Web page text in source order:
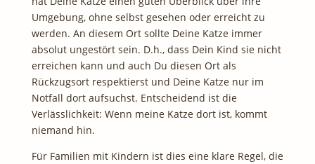
Umgebung, ohne selbst gesehen oder erreicht zu
werden. An diesem Ort sollte Deine Katze immer
absolut ungestört sein. D.h., dass Dein Kind sie nicht
erreichen kann und auch Du diesen Ort als
Rückzugsort respektierst und Deine Katze nur im
Notfall dort aufsuchst. Entscheidend ist die
Verlässlichkeit: Wenn meine Katze dort ist, kommt
niemand hin.
Für Familien mit Kindern ist dies eine klare Regel, die